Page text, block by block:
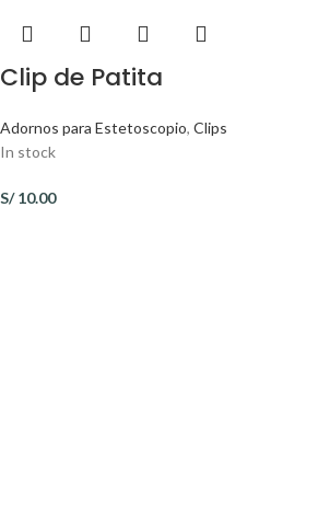
Clip de Patita
Adornos para Estetoscopio, Clips
In stock
S/10.00